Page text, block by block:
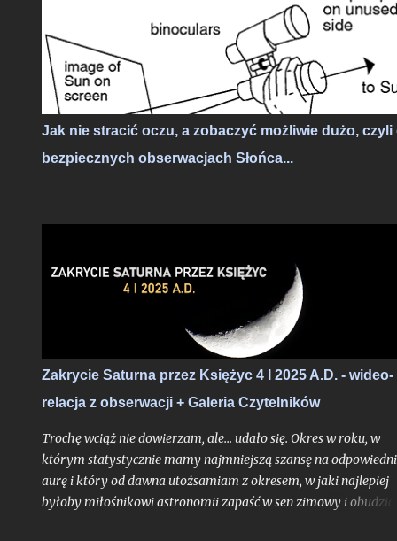
znacznie częściej znajdują się w strefie dnia orbitalnego
się się w świetle słonecznym, będąc widocznymi z naszego
a jeśli są to Starlinki to na niebie zaczyna robić się naprawdę
tłoczno.
Jak nie stracić oczu, a zobaczyć możliwie dużo, czyli
bezpiecznych obserwacjach Słońca...
Zakrycie Saturna przez Księżyc 4 I 2025 A.D. - wideo-
relacja z obserwacji + Galeria Czytelników
Trochę wciąż nie dowierzam, ale... udało się. Okres w roku, w
którym statystycznie mamy najmniejszą szansę na
aurę i który od dawna utożsamiam z okresem, w jaki najlepiej
byłoby miłośnikowi astronomii zapaść w sen zimowy i obudzić